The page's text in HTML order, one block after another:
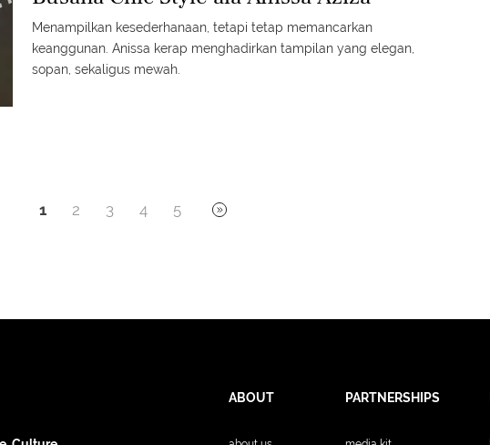
Menampilkan kesederhanaan, tetapi tetap memancarkan
keanggunan. Anissa kerap menghadirkan tampilan yang elegan,
sopan, sekaligus mewah.
1 2 3 4 5
ABOUT PARTNERSHIPS